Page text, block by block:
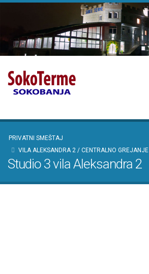
PRIVATNI SMEŠTAJ
VILA ALEKSANDRA 2 / CENTRALNO GREJANJE
Studio 3 vila Aleksandra 2